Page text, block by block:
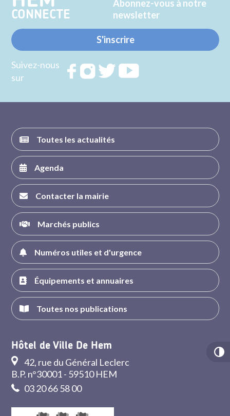
CONNECTE
Abonnez-vous à notre
newsletter
S'inscrire
Suivez-nous
sur
RejoignezRejoignezRejoignez
Toutes les actualités
Agenda
Contacter la mairie
Marchés publics
Numéros utiles et d'urgence
Équipements et annuaires
Toutes nos publications
Hôtel de Ville De Hem
42, rue du Général Leclerc
B.P. n°30001 - 59510 HEM
03 20 66 58 00